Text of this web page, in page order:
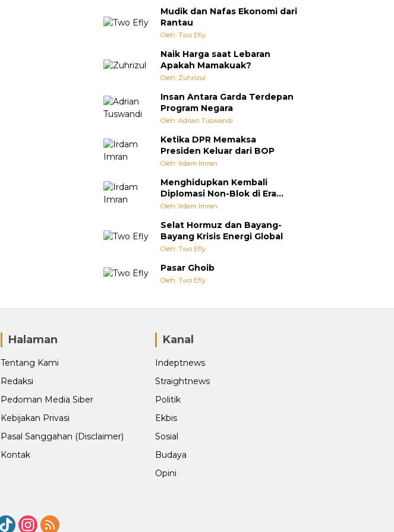
Mudik dan Nafas Ekonomi dari
Rantau
Oleh: Two Efly
Naik Harga saat Lebaran
Apakah Mamakuak?
Oleh: Zuhrizul
Insan Antara Garda Terdepan
Program Negara
Oleh: Adrian Tuswandi
Ketika DPR Memaksa
Presiden Keluar dari BOP
Oleh: Irdam Imran
Menghidupkan Kembali
Diplomasi Non-Blok di Era
Multipolar
Oleh: Irdam Imran
Selat Hormuz dan Bayang-
Bayang Krisis Energi Global
Oleh: Two Efly
Pasar Ghoib
Oleh: Two Efly
Halaman
Tentang Kami
Redaksi
Pedoman Media Siber
Kebijakan Privasi
Pasal Sanggahan (Disclaimer)
Kontak
Kanal
Indeptnews
Straightnews
Politik
Ekbis
Sosial
Budaya
Opini